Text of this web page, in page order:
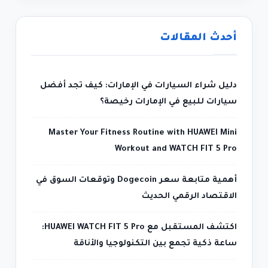
أحدث المقالات
دليل شراء السيارات في الإمارات: كيف تجد أفضل
سيارات للبيع في الإمارات رخيصة؟
Master Your Fitness Routine with HUAWEI Mini
Workout and WATCH FIT 5 Pro
أهمية متابعة سعر Dogecoin وتوقعات السوق في
الاقتصاد الرقمي الحديث
اكتشف المستقبل مع HUAWEI WATCH FIT 5 Pro:
ساعة ذكية تجمع بين التكنولوجيا والأناقة